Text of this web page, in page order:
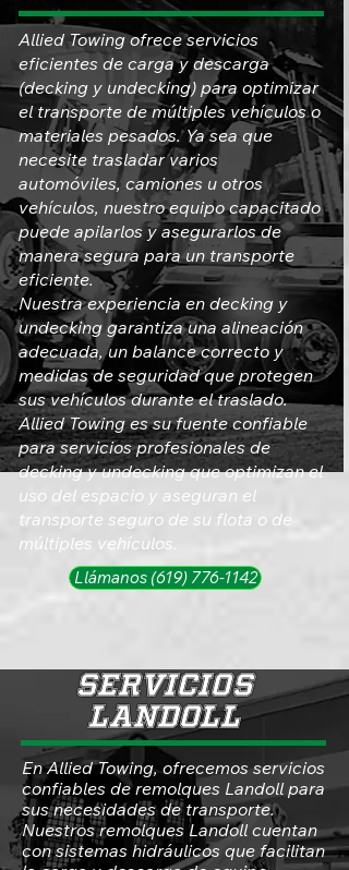
Allied Towing ofrece servicios
eficientes de carga y descarga
(decking y undecking) para optimizar
el transporte de múltiples vehículos o
materiales pesados. Ya sea que
necesite trasladar varios
automóviles, camiones u otros
vehículos, nuestro equipo capacitado
puede apilarlos y asegurarlos de
manera segura para un transporte
eficiente.
Nuestra experiencia en decking y
undecking garantiza una alineación
adecuada, un balance correcto y
medidas de seguridad que protegen
sus vehículos durante el traslado.
Allied Towing es su fuente confiable
para servicios profesionales de
decking y undecking que optimizan el
uso del espacio y aseguran el
transporte seguro de su flota o de
múltiples vehículos.
Llámanos (619) 776-1142
En Allied Towing, ofrecemos servicios
confiables de remolques Landoll para
sus necesidades de transporte.
Nuestros remolques Landoll cuentan
con sistemas hidráulicos que facilitan
SERVICIOS
LANDOLL